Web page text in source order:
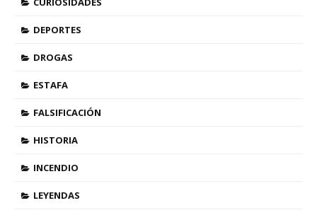
DEPORTES
DROGAS
ESTAFA
FALSIFICACIÓN
HISTORIA
INCENDIO
LEYENDAS